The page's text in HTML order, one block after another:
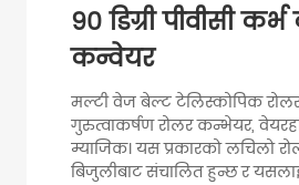
९० डिग्री पीवीसी
कन्वेयर
मल्टी वेज बेल्ट टेलिस्कोपिक
गुरुत्वाकर्षण रोलर कन्भेयर,
म्याजिक। यस प्रकारको लचिलो
बिजुलीबाट संचालित हुन्छ र